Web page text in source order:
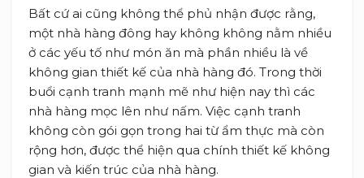
Bất cứ ai cũng không thể phủ nhận được rằng,
một nhà hàng đông hay không không nằm nhiều
ở các yếu tố như món ăn mà phần nhiều là về
không gian thiết kế của nhà hàng đó. Trong thời
buổi cạnh tranh mạnh mẽ như hiện nay thì các
nhà hàng mọc lên như nấm. Việc cạnh tranh
không còn gói gọn trong hai từ ẩm thực mà còn
rộng hơn, được thể hiện qua chính thiết kế không
gian và kiến trúc của nhà hàng.